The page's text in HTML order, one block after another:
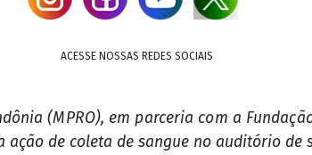
ACESSE NOSSAS REDES SOCIAIS
(MPRO), em parceria com a
ação de coleta de sangue no auditório de